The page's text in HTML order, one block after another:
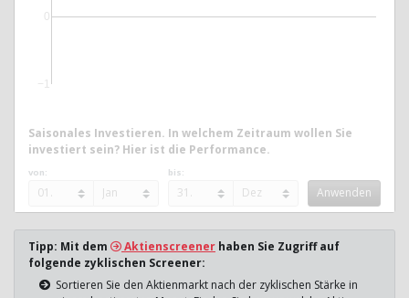
−1
0
Saisonales Investieren. In welchem Zeitraum wollen Sie
investiert sein? Hier ist die Performance.
von: bis:
Tipp: Mit dem Aktienscreener haben Sie Zugriff auf
folgende zyklischen Screener:
Sortieren Sie den Aktienmarkt nach der zyklischen Stärke in